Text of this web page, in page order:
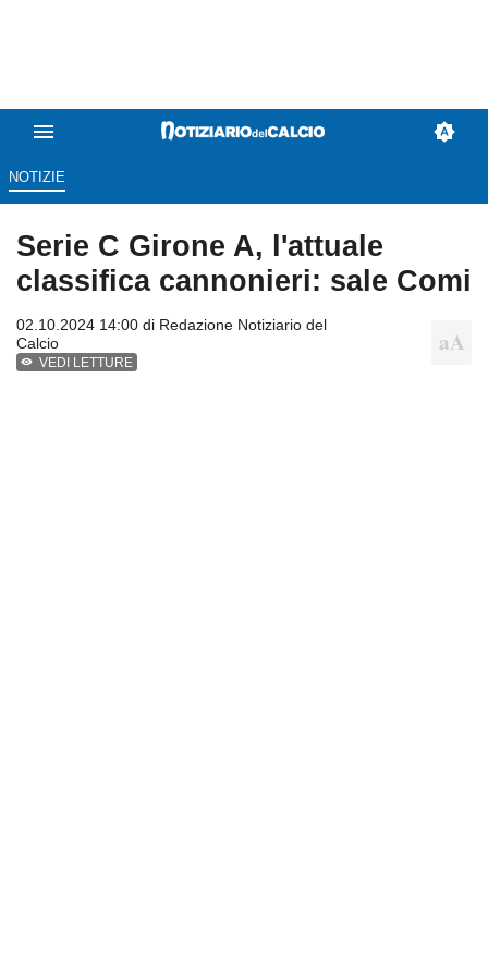
NOTIZIE
Serie C Girone A, l'attuale
classifica cannonieri: sale Comi
02.10.2024 14:00 di Redazione Notiziario del
Calcio
VEDI LETTURE